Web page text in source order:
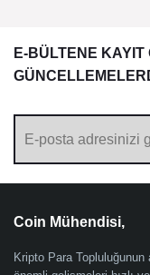
E-BÜLTENE
Coin Mühendisi,
Kripto Para Topluluğunun